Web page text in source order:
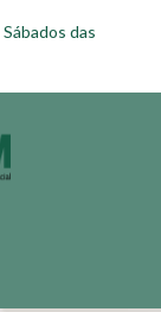
das